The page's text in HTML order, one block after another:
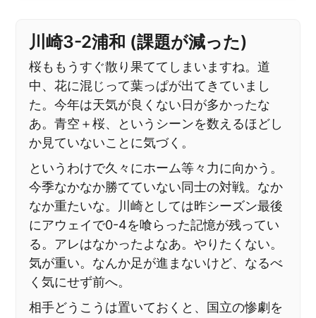
川崎3-2浦和 (課題が減った)
桜ももうすぐ散り果ててしまいますね。道
中、花に混じって葉っぱが出てきていまし
た。今年は天気が良くない日が多かったな
あ。青空＋桜、というシーンを数えるほどし
か見ていないことに気づく。
というわけで久々にホーム等々力に向かう。
今季なかなか勝てていない同士の対戦。なか
なか重たいな。川崎としては昨シーズン最後
にアウェイで0-4を喰らった記憶が残ってい
る。アレはなかったよなあ。やりたくない。
気が重い。なんか足が進まないけど、なるべ
く気にせず前へ。
相手どうこうは置いておくと、国立の惨劇を